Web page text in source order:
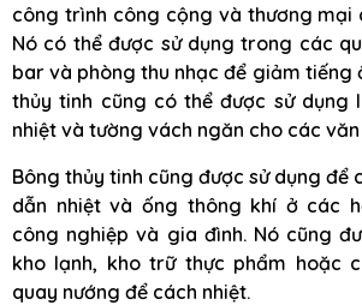
công trình công cộng và thương mại
Nó có thể được sử dụng trong các
bar và phòng thu nhạc để giảm tiếng
thủy tinh cũng có thể được sử dụng
nhiệt và tường vách ngăn cho các
Bông thủy tinh cũng được sử dụng để
dẫn nhiệt và ống thông khí ở các
công nghiệp và gia đình. Nó cũng
kho lạnh, kho trữ thực phẩm hoặc
quay nướng để cách nhiệt.